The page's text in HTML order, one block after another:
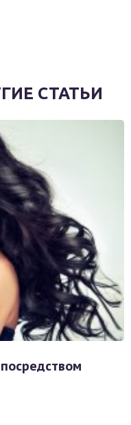
СТАТЬИ